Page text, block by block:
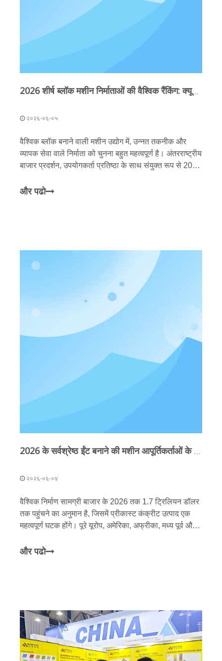
2026 शीर्ष ब्लॉक मशीन निर्माताओं की वैश्विक रैंकिंग: क्यूनफेंग मशीनरी की कंक्रीट उत्पाद उत्पादन लाइनें अग्रणी हैं
२०२६-०६-०५
वैश्विक ब्लॉक बनाने वाली मशीन उद्योग में, उन्नत तकनीक और
व्यापक सेवा वाले निर्माता को चुनना बहुत महत्वपूर्ण है। अंतरराष्ट्रीय
बाजार प्रदर्शन, उपयोगकर्ता प्रतिष्ठा के साथ संयुक्त रूप से 2026
निम्नलिखित हैं
और पढो
२०२६-०६-०४
वैश्विक निर्माण सामग्री बाजार के 2026 तक 1.7 ट्रिलियन डॉलर
तक पहुंचने का अनुमान है, जिसमें प्रीकास्ट कंक्रीट उत्पाद एक
महत्वपूर्ण घटक होंगे। पूरे यूरोप, अमेरिका, अफ्रीका, मध्य पूर्व और
ब्लॉक बनाने की मशीन चुनना एक आसान काम है।
और पढो